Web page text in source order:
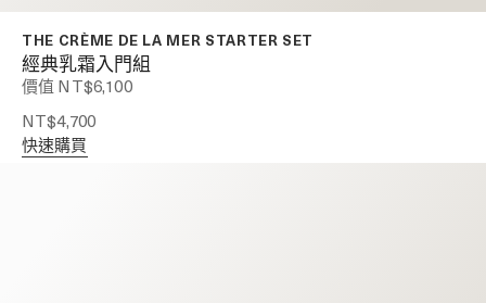
THE CRÈME DE LA MER STARTER SET
經典乳霜入門組
價值 NT$6,100
NT$4,700
快速購買